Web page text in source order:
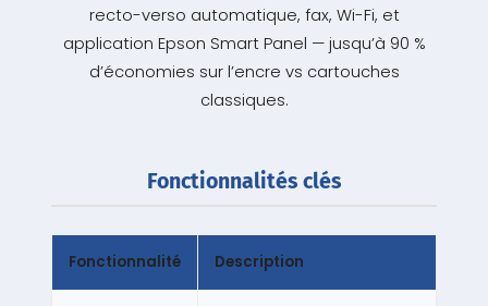
recto-verso automatique, fax, Wi-Fi, et
application Epson Smart Panel — jusqu’à 90 %
d’économies sur l’encre vs cartouches
classiques.
Fonctionnalités clés
Fonctionnalité Description